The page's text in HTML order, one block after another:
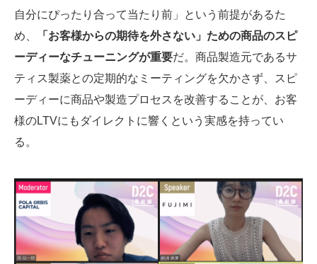
自分にぴったり合って当たり前」という前提があるた
め、
「お客様からの期待を外さない」ための商品のスピ
ーディーなチューニングが重要だ。商品製造元であるサ
ティス製薬との定期的なミーティングを欠かさず、スピ
ーディーに商品や製造プロセスを改善することが、お客
様のLTVにもダイレクトに響くという実感を持ってい
る。